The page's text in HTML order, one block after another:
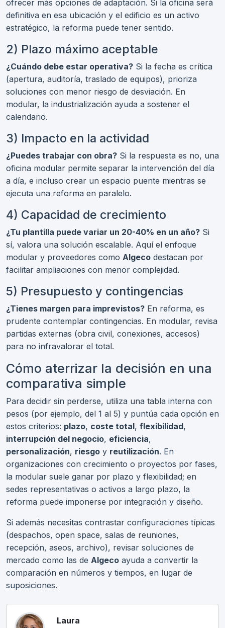
ofrecer más opciones de adaptación. Si la oficina será
definitiva en esa ubicación y el edificio es un activo
estratégico, la reforma puede tener sentido.
2) Plazo máximo aceptable
¿Cuándo debe estar operativa? Si la fecha es crítica
(apertura, auditoría, traslado de equipos), prioriza
soluciones con menor riesgo de desviación. En
modular, la industrialización ayuda a sostener el
calendario.
3) Impacto en la actividad
¿Puedes trabajar con obra? Si la respuesta es no, una
oficina modular permite separar la intervención del día
a día, e incluso crear un espacio puente mientras se
ejecuta una reforma en paralelo.
4) Capacidad de crecimiento
¿Tu plantilla puede variar un 20-40% en un año? Si
sí, valora una solución escalable. Aquí el enfoque
modular y proveedores como Algeco destacan por
facilitar ampliaciones con menor complejidad.
5) Presupuesto y contingencias
¿Tienes margen para imprevistos? En reforma, es
prudente contemplar contingencias. En modular, revisa
partidas externas (obra civil, conexiones, accesos)
para no infravalorar el total.
Cómo aterrizar la decisión en una
comparativa simple
Para decidir sin perderse, utiliza una tabla interna con
pesos (por ejemplo, del 1 al 5) y puntúa cada opción en
estos criterios: plazo, coste total, flexibilidad,
interrupción del negocio, eficiencia,
personalización, riesgo y reutilización. En
organizaciones con crecimiento o proyectos por fases,
la modular suele ganar por plazo y flexibilidad; en
sedes representativas o activos a largo plazo, la
reforma puede imponerse por integración y diseño.
Si además necesitas contrastar configuraciones típicas
(despachos, open space, salas de reuniones,
recepción, aseos, archivo), revisar soluciones de
mercado como las de Algeco ayuda a convertir la
comparación en números y tiempos, en lugar de
suposiciones.
Laura